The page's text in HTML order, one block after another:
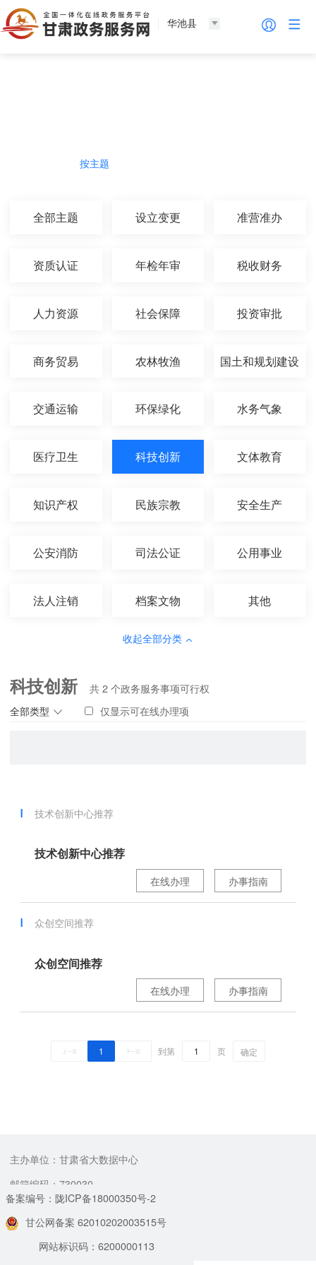
华池县
按主题
全部主题 设立变更 准营准办
资质认证 年检年审 税收财务
人力资源 社会保障 投资审批
商务贸易 农林牧渔 国土和规划建设
交通运输 环保绿化 水务气象
医疗卫生 科技创新 文体教育
知识产权 民族宗教 安全生产
公安消防 司法公证 公用事业
法人注销 档案文物 其他
收起全部分类
科技创新
全部类型
共2 个政务服务事项可行权
仅显示可在线办理项
技术创新中心推荐
技术创新中心推荐
办事指南
在线办理
众创空间推荐
众创空间推荐
办事指南
在线办理
上一页 1 下一页 到第 页 确定
主办单位：甘肃省大数据中心
邮箱编码：730030
备案编号：陇ICP备18000350号-2
甘公网备案 62010202003515号
网站标识码：6200000113